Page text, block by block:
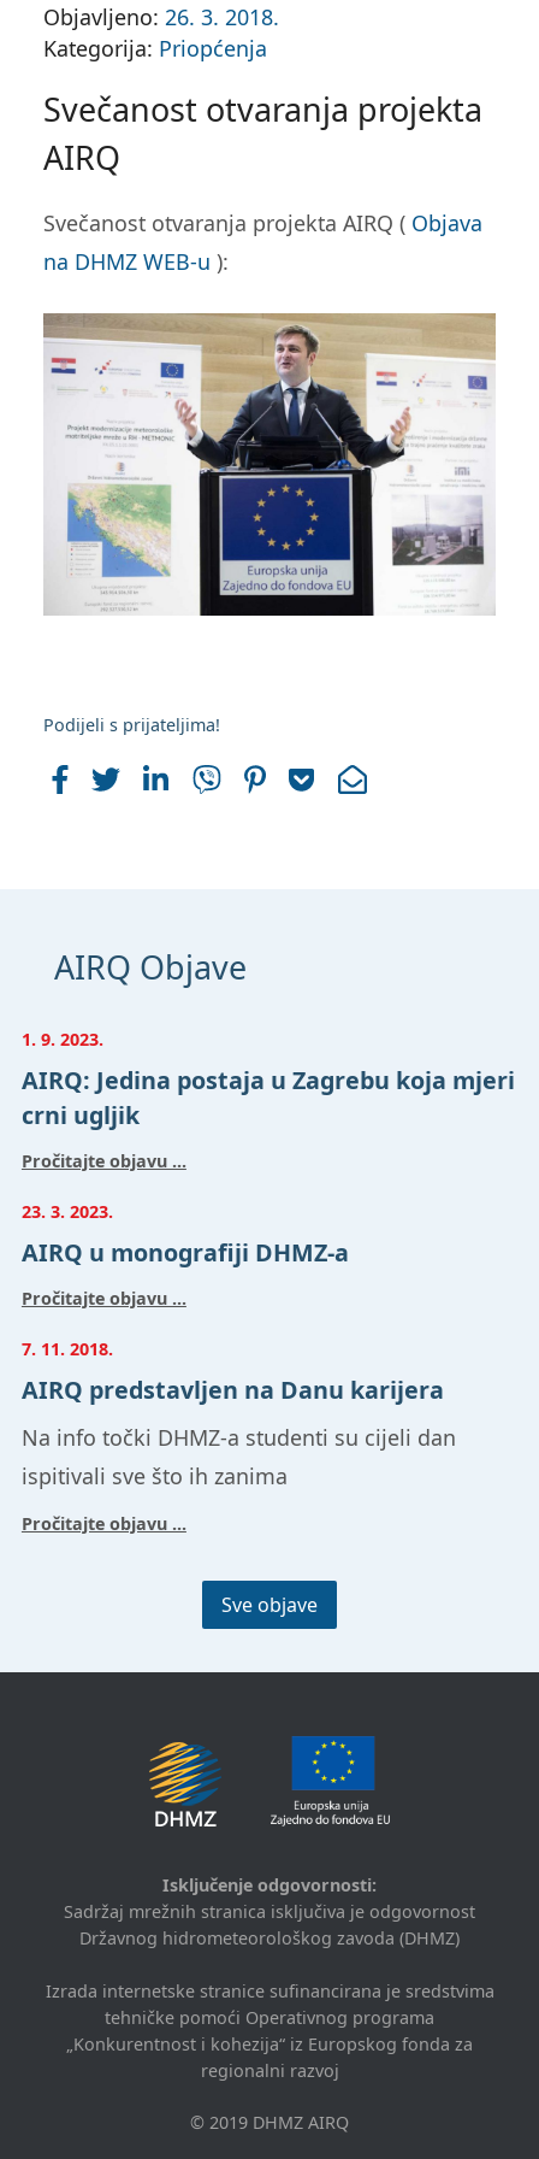
Objavljeno: 26. 3. 2018.
Kategorija: Priopćenja
Svečanost otvaranja projekta
AIRQ
Svečanost otvaranja projekta AIRQ ( Objava
na DHMZ WEB-u ):
Podijeli s prijateljima!
AIRQ Objave
1. 9. 2023.
AIRQ: Jedina postaja u Zagrebu koja mjeri
crni ugljik
Pročitajte objavu ...
23. 3. 2023.
AIRQ u monografiji DHMZ-a
Pročitajte objavu ...
7. 11. 2018.
AIRQ predstavljen na Danu karijera
Na info točki DHMZ-a studenti su cijeli dan
ispitivali sve što ih zanima
Pročitajte objavu ...
Sve objave
Isključenje odgovornosti:
Sadržaj mrežnih stranica isključiva je odgovornost
Državnog hidrometeorološkog zavoda (DHMZ)
Izrada internetske stranice sufinancirana je sredstvima
tehničke pomoći Operativnog programa
„Konkurentnost i kohezija“ iz Europskog fonda za
regionalni razvoj
© 2019 DHMZ AIRQ